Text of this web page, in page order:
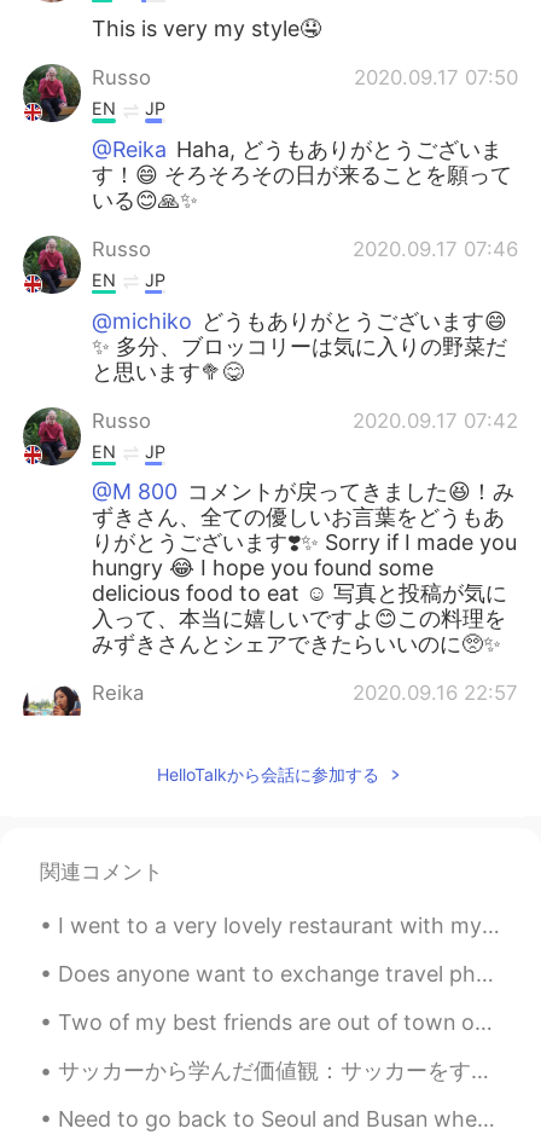
This is very my style🤤
Russo 2020.09.17 07:50
EN JP
@Reika Haha, どうもありがとうございま
す！😄 そろそろその日が来ることを願って
いる😊🙏✨
Russo 2020.09.17 07:46
EN JP
@michiko どうもありがとうございます😄
✨ 多分、ブロッコリーは気に入りの野菜だ
と思います🥦😋
Russo 2020.09.17 07:42
EN JP
@M 800 コメントが戻ってきました😆！み
ずきさん、全ての優しいお言葉をどうもあ
りがとうございます❣️✨ Sorry if I made you
hungry 😂 I hope you found some
delicious food to eat ☺️ 写真と投稿が気に
入って、本当に嬉しいですよ😊この料理を
みずきさんとシェアできたらいいのに🥺✨
Reika 2020.09.16 22:57
パブやレストランにでてきそうな美味しそ
うな写真☺️早くイギリスでこれを食べる日
michiko
めっちゃ美味しそうですね😳 私もポテサラ
が大好きです❤️ブロッコリーも🥦(⁎˃ᴗ˂⁎)
M 800 2020.09.16 17:32
EN
わぁー😆♥とっても美味しそう🤤いえいえ
✋全く悪い写真じゃないですよ😂 I was
very hungry to see your photos🥺 I really
HelloTalkから会話に参加する
関連コメント
I went to a very lovely restaurant with my friend today ☺️ The food is delicious and the place i...
Does anyone want to exchange travel photos with each other? I’m dreaming about going to different...
Two of my best friends are out of town on a trip. They often ask, "Kross baby, can you please tak...
サッカーから学んだ価値観：サッカーをすることで、より良い人間になり、人生でやりたいことのために戦うようになりました。このゲームから多くを学びました。翌日は大きな試合があったので、寝ずに夜を過ごす...
Need to go back to Seoul and Busan when this virus thing is over. Missing my Lotte's shrimp burg...